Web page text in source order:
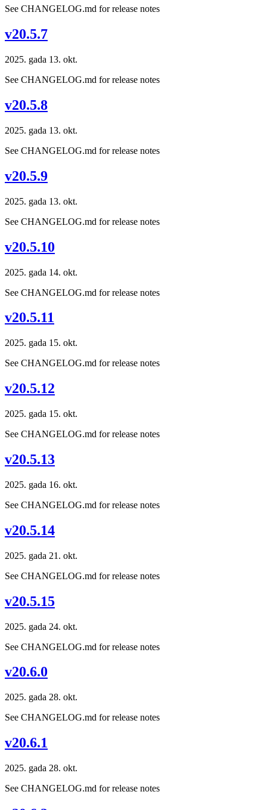
See CHANGELOG.md for release notes
v20.5.7
2025. gada 13. okt.
See CHANGELOG.md for release notes
v20.5.8
2025. gada 13. okt.
See CHANGELOG.md for release notes
v20.5.9
2025. gada 13. okt.
See CHANGELOG.md for release notes
v20.5.10
2025. gada 14. okt.
See CHANGELOG.md for release notes
v20.5.11
2025. gada 15. okt.
See CHANGELOG.md for release notes
v20.5.12
2025. gada 15. okt.
See CHANGELOG.md for release notes
v20.5.13
2025. gada 16. okt.
See CHANGELOG.md for release notes
v20.5.14
2025. gada 21. okt.
See CHANGELOG.md for release notes
v20.5.15
2025. gada 24. okt.
See CHANGELOG.md for release notes
v20.6.0
2025. gada 28. okt.
See CHANGELOG.md for release notes
v20.6.1
2025. gada 28. okt.
See CHANGELOG.md for release notes